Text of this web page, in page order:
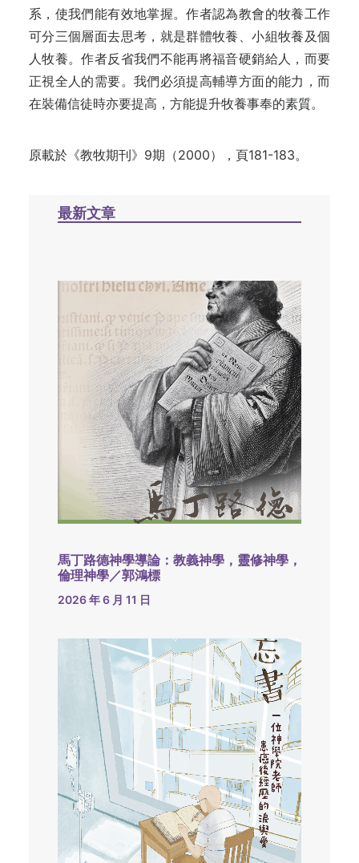
系，使我們能有效地掌握。作者認為教會的牧養工作
可分三個層面去思考，就是群體牧養、小組牧養及個
人牧養。作者反省我們不能再將福音硬銷給人，而要
正視全人的需要。我們必須提高輔導方面的能力，而
在裝備信徒時亦要提高，方能提升牧養事奉的素質。
原載於《教牧期刊》9期（2000），頁181-183。
最新文章
馬丁路德神學導論：教義神學，靈修神學，
倫理神學／郭鴻標
2026 年 6 月 11 日